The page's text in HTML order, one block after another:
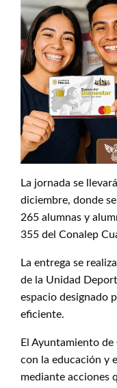
La jornada se
diciembre, donde
265 alumnas y
355 del Conalep
La entrega se
de la Unidad
espacio designado
eficiente.
El Ayuntamiento
con la educación y
mediante acciones